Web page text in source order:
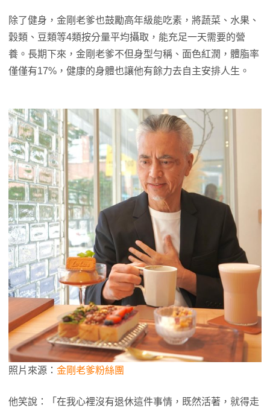
除了健身，金剛老爹也鼓勵高年級能吃素，將蔬菜、水果、
穀類、豆類等4類按分量平均攝取，能充足一天需要的營
養。長期下來，金剛老爹不但身型勻稱、面色紅潤，體脂率
僅僅有17%，健康的身體也讓他有餘力去自主安排人生。
照片來源： 金剛老爹粉絲團
他笑說：「在我心裡沒有退休這件事情，既然活著，就得走